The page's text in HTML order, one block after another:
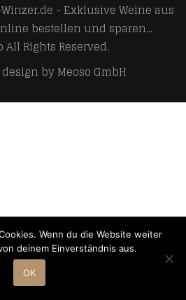
- Exklusive Weine aus
bestellen und sparen...
All Rights Reserved.
byMeoso GmbH
Wenn du die Website weiter
deinem Einverständnis aus.
OK